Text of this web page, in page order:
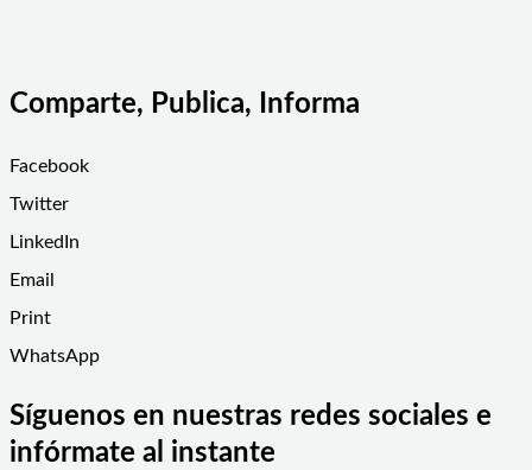
Comparte, Publica, Informa
Facebook
Twitter
LinkedIn
Email
Print
WhatsApp
Síguenos en nuestras redes sociales e
infórmate al instante